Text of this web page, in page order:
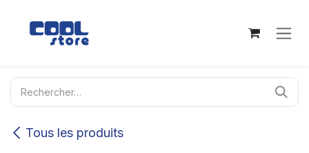
Tous les produits